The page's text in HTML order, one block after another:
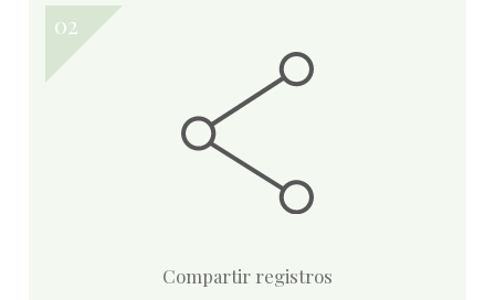
Compartir registros